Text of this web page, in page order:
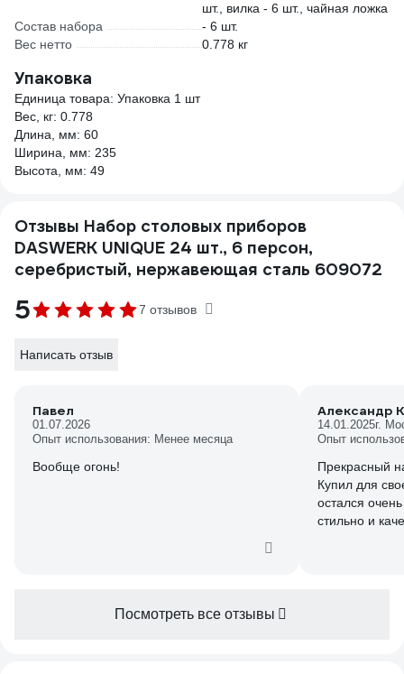
Состав набора
шт., вилка - 6 шт., чайная ложка
- 6 шт.
Вес нетто
0.778 кг
Упаковка
Единица товара: Упаковка 1 шт
Вес, кг: 0.778
Длина, мм: 60
Ширина, мм: 235
Высота, мм: 49
Отзывы Набор столовых приборов
DASWERK UNIQUE 24 шт., 6 персон,
серебристый, нержавеющая сталь 609072
5 7 отзывов
Написать отзыв
Павел
01.07.2026
Опыт использования: Менее месяца
Вообще огонь!
Александр
14.01.2025г.
Опыт
Прекрасный
Купил для
остался
стильно и
Посмотреть все отзывы